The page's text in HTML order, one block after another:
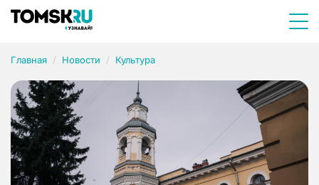
Главная Новости Культура